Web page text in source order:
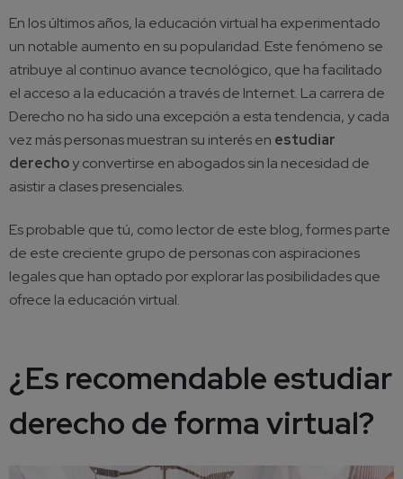
En los últimos años, la educación virtual ha experimentado
un notable aumento en su popularidad. Este fenómeno se
atribuye al continuo avance tecnológico, que ha facilitado
el acceso a la educación a través de Internet. La carrera de
Derecho no ha sido una excepción a esta tendencia, y cada
vez más personas muestran su interés en estudiar
derechoy convertirse en abogados sin la necesidad de
asistir a clases presenciales.
Es probable que tú, como lector de este blog, formes parte
de este creciente grupo de personas con aspiraciones
legales que han optado por explorar las posibilidades que
ofrece la educación virtual.
¿Es recomendable estudiar
derecho de forma virtual?